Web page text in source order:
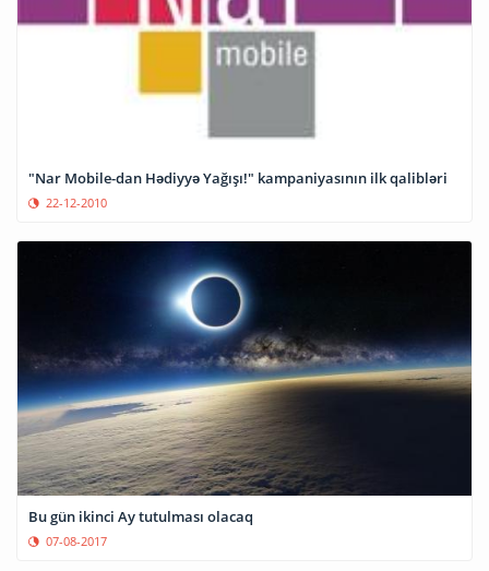
"Nar Mobile-dan Hədiyyə Yağışı!" kampaniyasının ilk qalibləri
22-12-2010
Bu gün ikinci Ay tutulması olacaq
07-08-2017